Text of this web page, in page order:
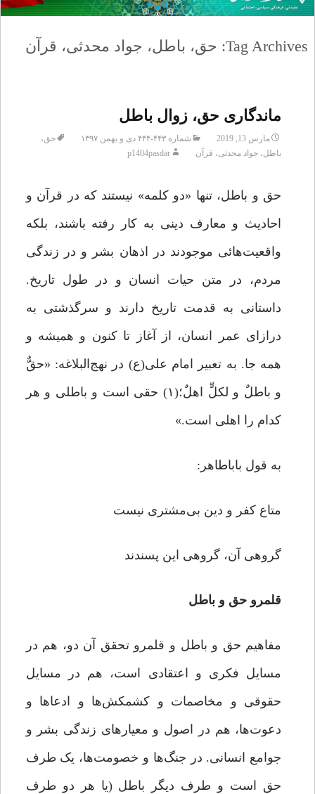
Tag Archives: حق، باطل، جواد محدثی، قرآن
ماندگاری حق، زوال باطل
مارس 13, 2019 شماره ۴۴۳-۴۴۴ دی و بهمن ۱۳۹۷
حق،
باطل، جواد محدثی، قرآن
p1404pasdar
حق و باطل، تنها «دو کلمه» نیستند که در قرآن و
احادیث و معارف دینی به کار رفته باشند، بلکه
واقعیت‌هائی موجودند در اذهان بشر و در زندگی
مردم، در متن حیات انسان و در طول تاریخ.
داستانی به قدمت تاریخ دارند و سرگذشتی به
درازای عمر انسان، از آغاز تا کنون و همیشه و
همه جا. به تعبیر امام علی(ع) در نهج‌البلاغه: «حقٌّ
و باطلٌ و لکلٍّ اهلٌ؛(۱) حقی است و باطلی و هر
کدام را اهلی است.»
به قول باباطاهر:
متاع کفر و دین بی‌مشتری نیست
گروهی آن، گروهی این پسندند
قلمرو حق و باطل
مفاهیم حق و باطل و قلمرو تحقق آن دو، هم در
مسایل فکری و اعتقادی است، هم در مسایل
حقوقی و مخاصمات و کشمکش‌ها و ادعاها و
دعوت‌ها، هم در اصول و معیارهای زندگی بشر و
جوامع انسانی. در جنگ‌ها و خصومت‌ها، یک طرف
حق است و طرف دیگر باطل (یا هر دو طرف